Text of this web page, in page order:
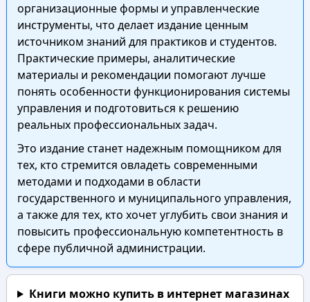
организационные формы и управленческие
инструменты, что делает издание ценным
источником знаний для практиков и студентов.
Практические примеры, аналитические
материалы и рекомендации помогают лучше
понять особенности функционирования системы
управления и подготовиться к решению
реальных профессиональных задач.
Это издание станет надежным помощником для
тех, кто стремится овладеть современными
методами и подходами в области
государственного и муниципального управления,
а также для тех, кто хочет углубить свои знания и
повысить профессиональную компетентность в
сфере публичной администрации.
Книги можно купить в интернет магазинах